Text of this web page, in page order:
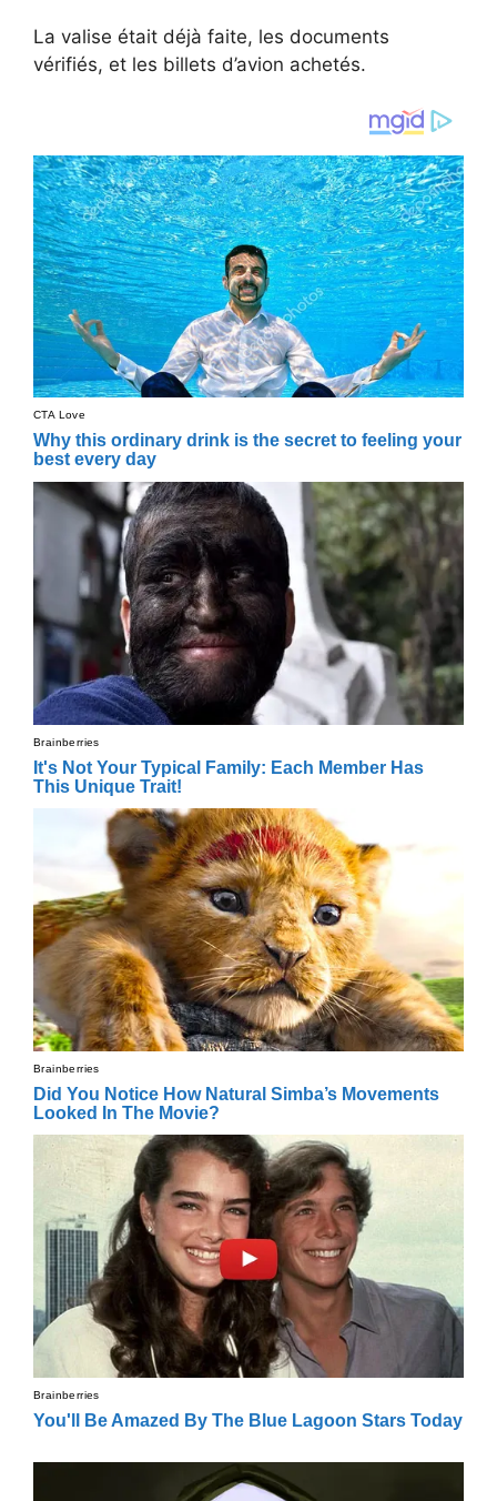
La valise était déjà faite, les documents
vérifiés, et les billets d’avion achetés.